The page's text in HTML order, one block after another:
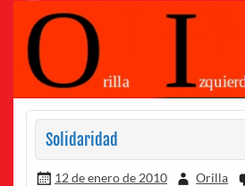
Solidaridad
12 de enero de 2010 Orilla